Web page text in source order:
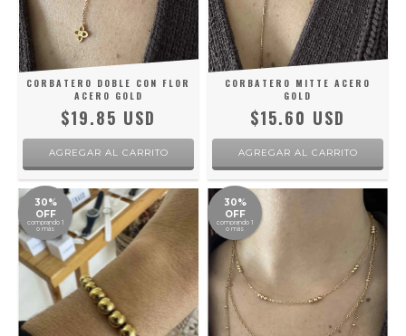
CORBATERO DOBLE CON FLOR
ACERO GOLD
$19.85 USD
CORBATERO MITTE ACERO
GOLD
$15.60 USD
30%
OFF
comprando 1
o más
30%
OFF
comprando 1
o más